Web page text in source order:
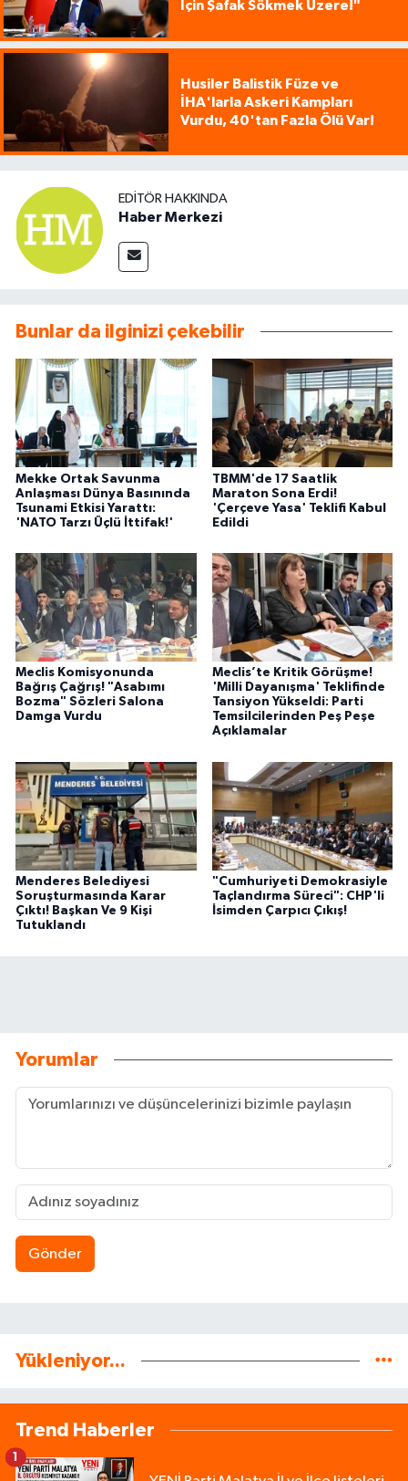
İçin Şafak Sökmek Üzere!"
Husiler Balistik Füze ve
İHA'larla Askeri Kampları
Vurdu, 40'tan Fazla Ölü Var!
EDITÖR HAKKINDA
Haber Merkezi
Bunlar da ilginizi çekebilir
Mekke Ortak Savunma
Anlaşması Dünya Basınında
Tsunami Etkisi Yarattı:
'NATO Tarzı Üçlü İttifak!'
TBMM'de 17 Saatlik
Maraton Sona Erdi!
'Çerçeve Yasa' Teklifi Kabul
Edildi
Meclis Komisyonunda
Bağrış Çağrış! "Asabımı
Bozma" Sözleri Salona
Damga Vurdu
Meclis’te Kritik Görüşme!
'Milli Dayanışma' Teklifinde
Tansiyon Yükseldi: Parti
Temsilcilerinden Peş Peşe
Açıklamalar
Menderes Belediyesi
Soruşturmasında Karar
Çıktı! Başkan Ve 9 Kişi
Tutuklandı
"Cumhuriyeti Demokrasiyle
Taçlandırma Süreci": CHP'li
İsimden Çarpıcı Çıkış!
Yorumlar
Gönder
Yükleniyor...
Trend Haberler
1